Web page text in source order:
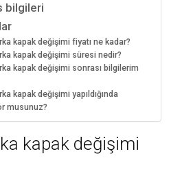
bilgileri
kapak değişimi fiyatı ne kadar?
kapak değişimi süresi nedir?
kapak değişimi sonrası bilgilerim
kapak değişimi yapıldığında
musunuz?
kapak değişimi